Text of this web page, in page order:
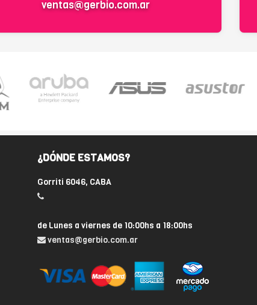
ventas@gerbio.com.ar
¿DÓNDE ESTAMOS?
Gorriti 6046, CABA
de Lunes a viernes de 10:00hs a 18:00hs
ventas@gerbio.com.ar